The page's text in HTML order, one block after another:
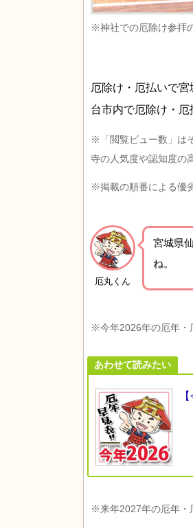
※神社での厄除け参拝
厄除け・厄払いで
台市内で厄除け・厄
※「閲覧ビュー数」は
寺の人気度や認知度の
※掲載の順番による優
厄丸くん
宮城県
ね。
※今年2026年の厄年・
あわせて読みたい
※来年2027年の厄年・